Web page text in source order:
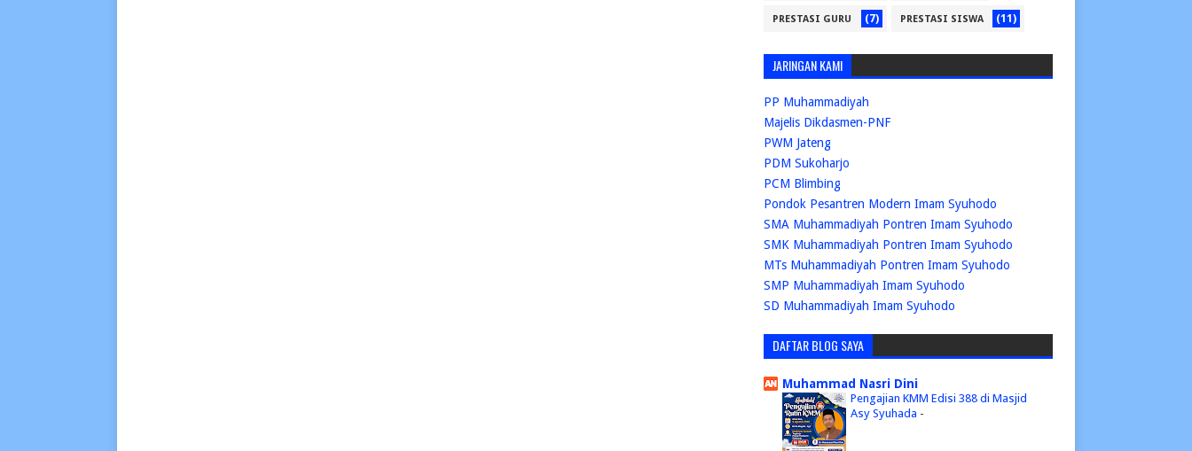
PRESTASI GURU (7) PRESTASI SISWA (11)
JARINGAN KAMI
PP Muhammadiyah
Majelis Dikdasmen-PNF
PWM Jateng
PDM Sukoharjo
PCM Blimbing
Pondok Pesantren Modern Imam Syuhodo
SMA Muhammadiyah Pontren Imam Syuhodo
SMK Muhammadiyah Pontren Imam Syuhodo
MTs Muhammadiyah Pontren Imam Syuhodo
SMP Muhammadiyah Imam Syuhodo
SD Muhammadiyah Imam Syuhodo
DAFTAR BLOG SAYA
Muhammad Nasri Dini
Pengajian KMM Edisi 388 di Masjid
Asy Syuhada -